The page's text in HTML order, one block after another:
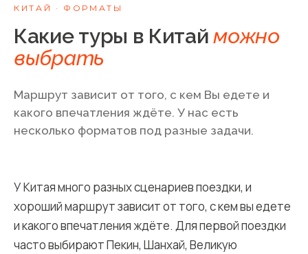
КИТАЙ · ФОРМАТЫ
Какие туры в Китайможно
выбрать
Маршрут зависит от того, с кем Вы едете и
какого впечатления ждёте. У нас есть
несколько форматов под разные задачи.
У Китая много разных сценариев поездки, и
хороший маршрут зависит от того, с кем вы едете
и какого впечатления ждёте. Для первой поездки
часто выбирают Пекин, Шанхай, Великую